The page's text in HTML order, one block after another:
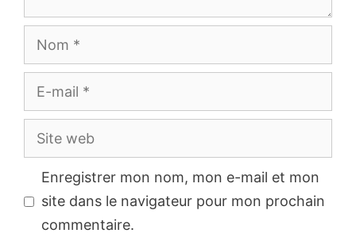
Nom
E-
mail
Site
web
Enregistrer mon nom, mon e-mail et mon
site dans le navigateur pour mon prochain
commentaire.